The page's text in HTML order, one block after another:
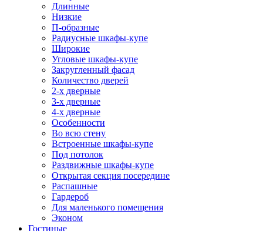
Длинные
Низкие
П-образные
Радиусные шкафы-купе
Широкие
Угловые шкафы-купе
Закругленный фасад
Количество дверей
2-х дверные
3-х дверные
4-х дверные
Особенности
Во всю стену
Встроенные шкафы-купе
Под потолок
Раздвижные шкафы-купе
Открытая секция посередине
Распашные
Гардероб
Для маленького помещения
Эконом
Гостиные